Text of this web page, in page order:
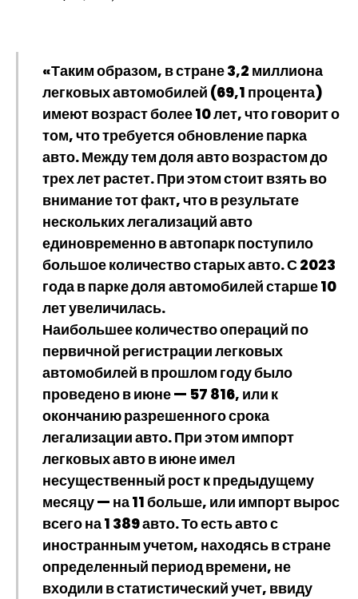
«Таким образом, в стране 3,2 миллиона
легковых автомобилей (69,1 процента)
имеют возраст более 10 лет, что говорит о
том, что требуется обновление парка
авто. Между тем доля авто возрастом до
трех лет растет. При этом стоит взять во
внимание тот факт, что в результате
нескольких легализаций авто
единовременно в автопарк поступило
большое количество старых авто. С 2023
года в парке доля автомобилей старше 10
летувеличилась.
Наибольшее количество операций по
первичной регистрации легковых
автомобилей в прошлом году было
проведено в июне — 57 816, или к
окончанию разрешенного срока
легализации авто. При этом импорт
легковых авто в июне имел
несущественный рост к предыдущему
месяцу — на 11 больше, или импорт вырос
всего на 1 389 авто. То есть авто с
иностранным учетом, находясь в стране
определенный период времени, не
входили в статистический учет, ввиду